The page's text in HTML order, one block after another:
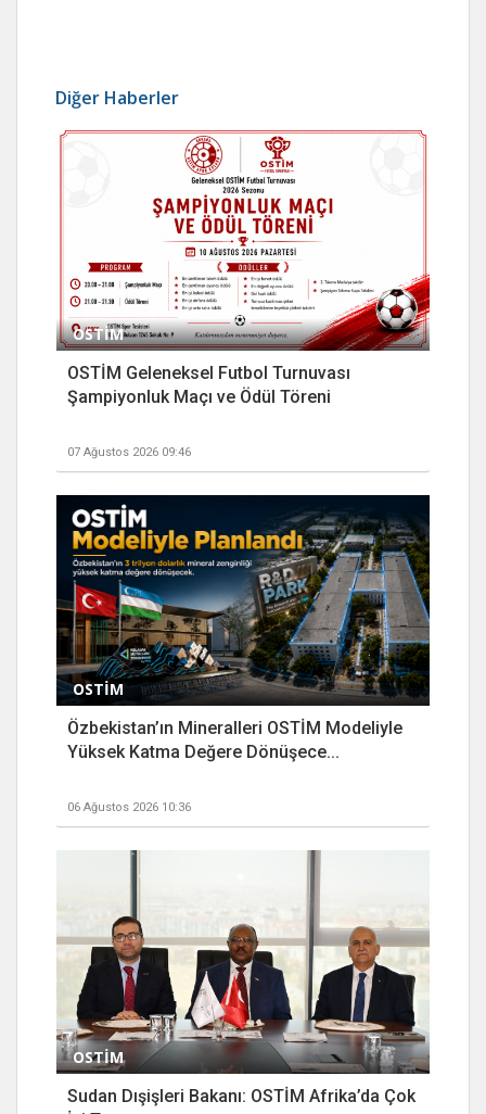
Diğer Haberler
OSTİM
OSTİM Geleneksel Futbol Turnuvası
Şampiyonluk Maçı ve Ödül Töreni
07 Ağustos 2026 09:46
OSTİM
Özbekistan’ın Mineralleri OSTİM Modeliyle
Yüksek Katma Değere Dönüşece...
06 Ağustos 2026 10:36
OSTİM
Sudan Dışişleri Bakanı: OSTİM Afrika’da Çok